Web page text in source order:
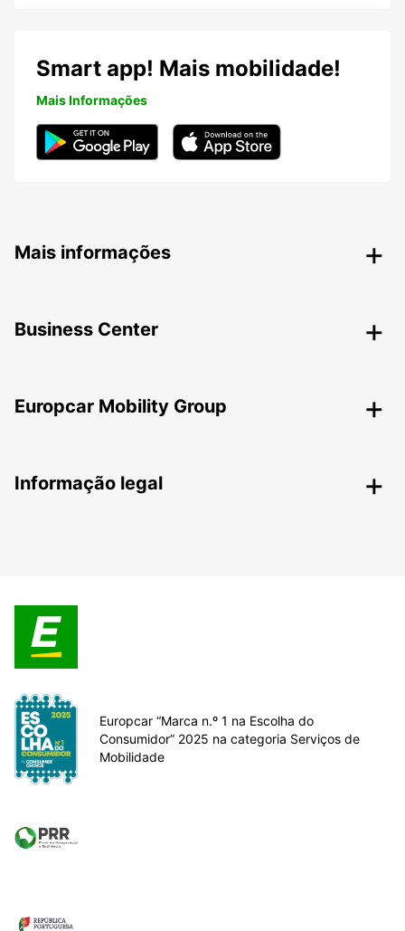
Smart app! Mais mobilidade!
Mais Informações
Mais informações
Business Center
Europcar Mobility Group
Informação legal
Europcar “Marca n.º 1 na Escolha do
Consumidor” 2025 na categoria Serviços de
Mobilidade